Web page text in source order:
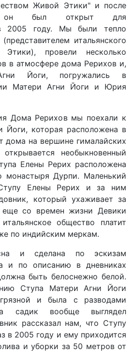
Живой Этики" и после
он был открыт для
2005 году. Мы были тепло
итальянского
провели несколько
в атмосфере дома Рерихов и,
Йоги, погружались в
Матери Агни Йоги и Юрия
Дома Рерихов мы поехали к
Йоги, которая расположена в
дома на вершине гималайских
необыкновенный
Елены Рерих расположена
монастыря Дурпи. Маленький
Елены Рерих и за ним
который ухаживает за
со времен жизни Девики
общество платит
по индийским меркам.
и сделана по эскизам
и по описанию в дневниках
быть белоснежно белой.
Ступа Матери Агни Йоги
и была с разводами
садик вообще выглядел
рассказал нам, что Ступу
в 2005 году и ему приходится
и уборки за 50 метров от